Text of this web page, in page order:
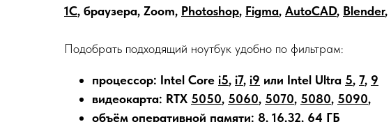
1С, браузера, Zoom, Photoshop, Figma, AutoCAD, Blender,
Подобрать подходящий ноутбук удобно по фильтрам:
процессор: Intel Core i5, i7, i9 или Intel Ultra 5, 7, 9
видеокарта: RTX 5050, 5060, 5070, 5080, 5090,
объём оперативной памяти: 8, 16,32, 64 ГБ